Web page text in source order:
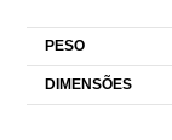
PESO
DIMENSÕES